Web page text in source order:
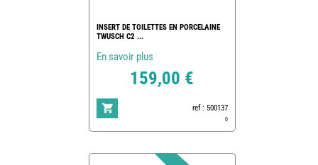
INSERT DE TOILETTES EN PORCELAINE
TWUSCH C2 ...
En savoir plus
159,00 €
ref : 500137
0